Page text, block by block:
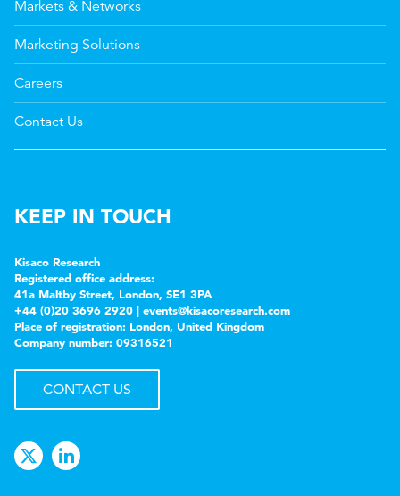
Markets & Networks
Marketing Solutions
Careers
Contact Us
KEEP IN TOUCH
Kisaco Research
Registered office address:
41a Maltby Street, London, SE1 3PA
+44 (0)20 3696 2920 | events@kisacoresearch.com
Place of registration: London, United Kingdom
Company number: 09316521
CONTACT US